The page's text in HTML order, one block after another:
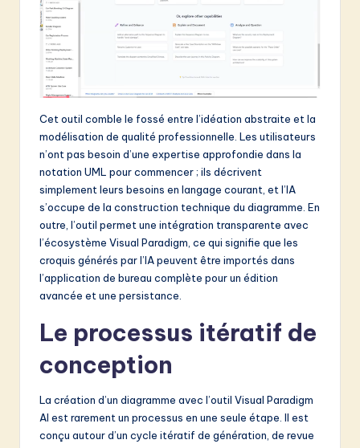
Cet outil comble le fossé entre l’idéation abstraite et la
modélisation de qualité professionnelle. Les utilisateurs
n’ont pas besoin d’une expertise approfondie dans la
notation UML pour commencer ; ils décrivent
simplement leurs besoins en langage courant, et l’IA
s’occupe de la construction technique du diagramme. En
outre, l’outil permet une intégration transparente avec
l’écosystème Visual Paradigm, ce qui signifie que les
croquis générés par l’IA peuvent être importés dans
l’application de bureau complète pour un édition
avancée et une persistance.
Le processus itératif de
conception
La création d’un diagramme avec l’outil Visual Paradigm
AI est rarement un processus en une seule étape. Il est
conçu autour d’un cycle itératif de génération, de revue